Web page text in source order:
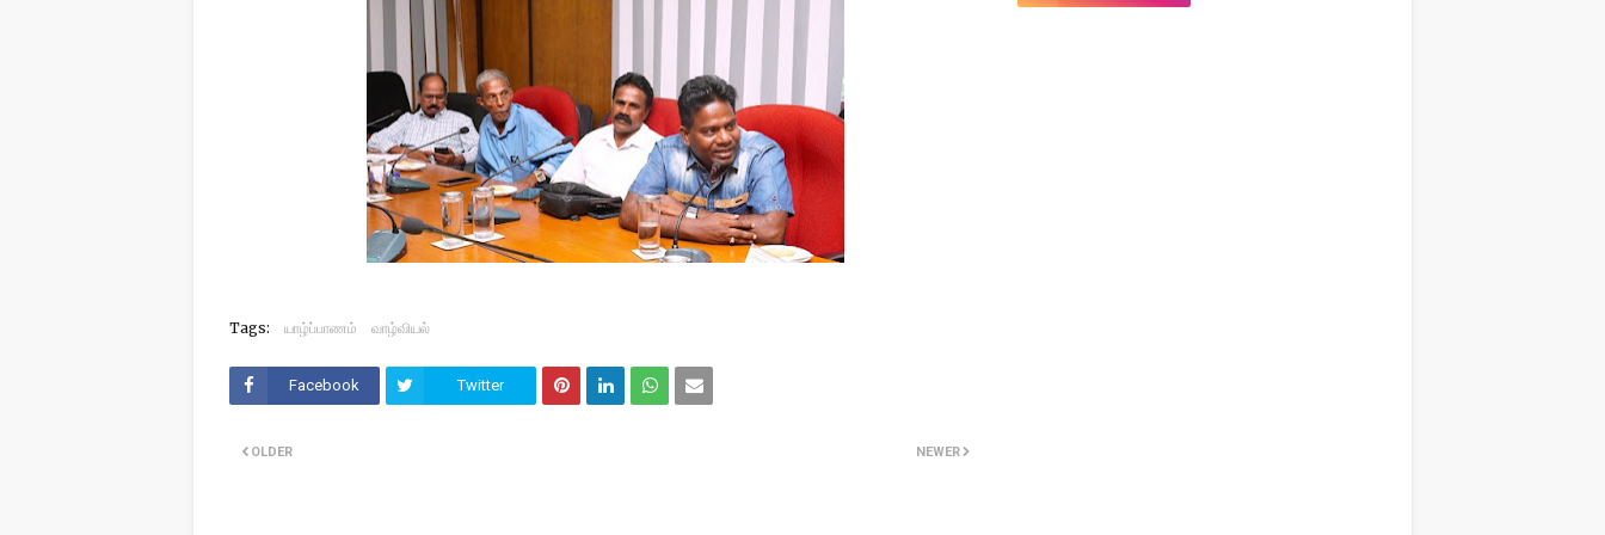
Tags: யாழ்ப்பாணம் வாழ்வியல்
Facebook Twitter
NEWER
OLDER